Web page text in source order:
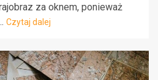
za oknem, ponieważ
Czytaj dalej